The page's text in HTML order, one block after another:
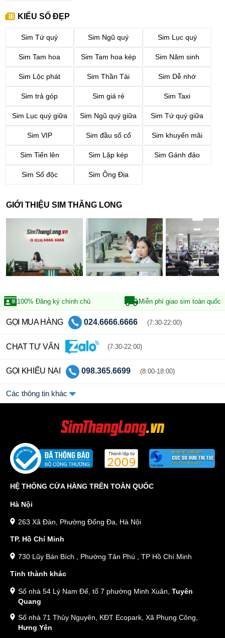
KIỂU SỐ ĐẸP
Sim Tứ quý Sim Ngũ quý Sim Lục quý
Sim Tam hoa Sim Tam hoa kép Sim Năm sinh
Sim Lộc phát Sim Thần Tài Sim Dễ nhớ
Sim trả góp Sim giá rẻ Sim Taxi
Sim Lục quý giữa Sim Ngũ quý giữa Sim Tứ quý giữa
Sim VIP Sim đầu số cổ Sim khuyến mãi
Sim Tiến lên Sim Lặp kép Sim Gánh đảo
Sim Số độc Sim Ông Địa
GIỚI THIỆU SIM THĂNG LONG
100% Đăng ký chính chủ Miễn phí giao sim toàn quốc
GỌI MUA HÀNG 024.6666.6666 (7:30-22:00)
CHAT TƯ VẤN (7:30-22:00)
GỌI KHIẾU NẠI 098.365.6699 (8:00-18:00)
Các thông tin khác
HỆ THỐNG CỬA HÀNG TRÊN TOÀN QUỐC
Hà Nội
263 Xã Đàn, Phường Đống Đa, Hà Nội
TP. Hồ Chí Minh
730 Lũy Bán Bích , Phường Tân Phú , TP Hồ Chí Minh
Tỉnh thành khác
Số nhà 54 Lý Nam Đế, tổ 7 phường Minh Xuân, Tuyên
Quang
Số nhà 71 Thủy Nguyên, KĐT Ecopark, Xã Phụng Công,
Hưng Yên